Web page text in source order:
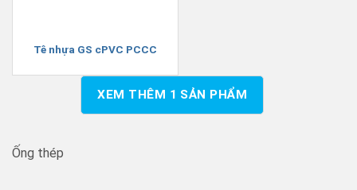
Tê nhựa GS cPVC PCCC
XEM THÊM 1 SẢN PHẨM
Ống thép